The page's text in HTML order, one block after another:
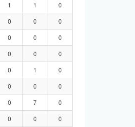
1 1
0
0 0
0
0 0
0
0 0
0
0 1
0
0 0
0
0 7
0
0 0
0